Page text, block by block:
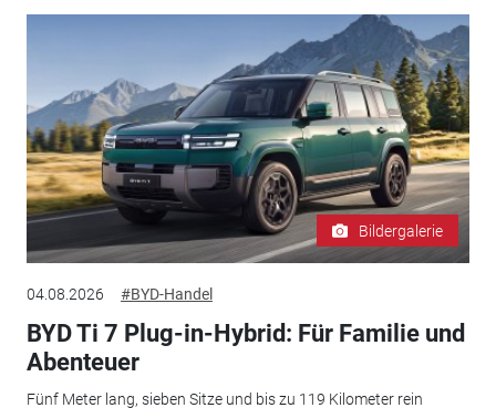
Bildergalerie
04.08.2026 #BYD-Handel
BYD Ti 7 Plug-in-Hybrid: Für Familie und
Abenteuer
Fünf Meter lang, sieben Sitze und bis zu 119 Kilometer rein